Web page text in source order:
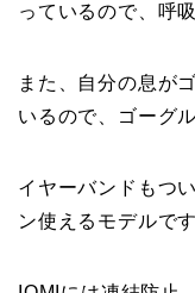
っているので、呼
また、自分の息が
いるので、ゴーグ
イヤーバンドもつ
ン使えるモデルです